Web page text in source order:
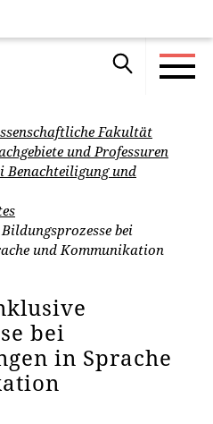
Fakultät
und Professuren
Benachteiligung und
bei
und Kommunikation
bei
in Sprache